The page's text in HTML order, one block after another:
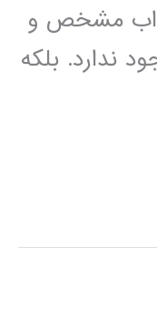
مشخص و
ندارد. بلكه